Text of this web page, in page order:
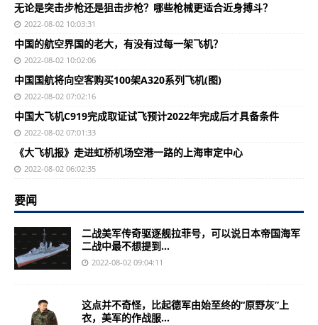
无论是突击步枪还是狙击步枪？哪些枪械更适合近身搏斗？
2022-08-02 10:03:31
中国的航空界国的老大，有没有过每一架飞机？
2022-08-02 10:02:06
中国国航将向空客购买100架A320系列飞机(图)
2022-08-02 07:02:16
中国大飞机C919完成取证试飞预计2022年完成后才具备条件
2022-08-02 07:01:33
《大飞机报》走进虹桥机场空港一路的上海审定中心
2022-08-02 06:02:35
要闻
二战美军传奇驱逐舰拉菲号，可以说日本帝国海军
二战中最不想提到...
2022-08-02 09:04:11
这点并不奇怪，比起德军由始至终的“原野灰”上
衣，美军的作战服...